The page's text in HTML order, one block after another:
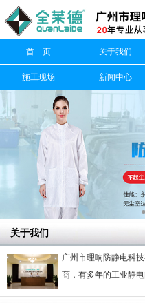
首 页 关于我们
施工现场 新闻中心
关于我们
广州市理响防静电科
商，有多年的工业静